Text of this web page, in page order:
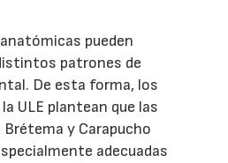
pueden
patrones de
De esta forma, los
ULE plantean que las
y Carapucho
adecuadas